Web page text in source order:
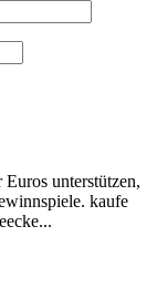
unterstützen,
kaufe